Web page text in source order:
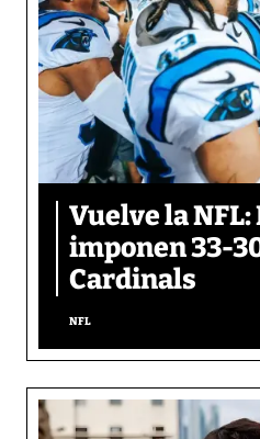
Vuelve la
imponen 33-
Cardinals
NFL